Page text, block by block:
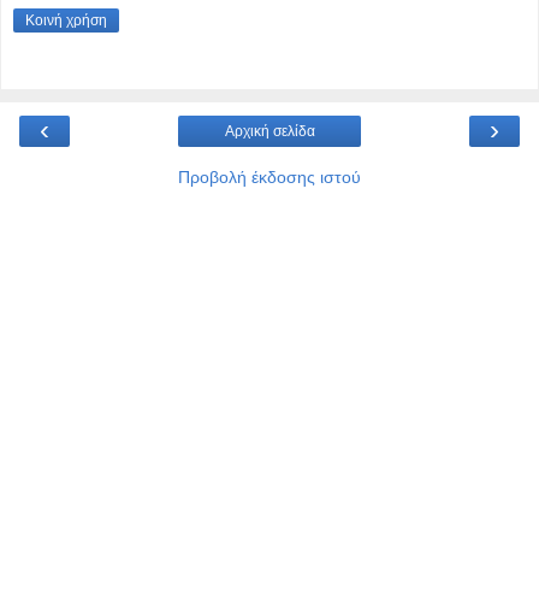
Κοινή χρήση
‹ ›
Αρχική σελίδα
Προβολή έκδοσης ιστού